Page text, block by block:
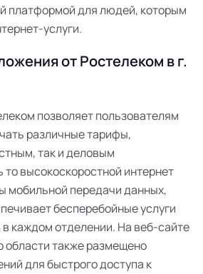
платформой для людей, которым
услуги.
от Ростелеком в г.
позволяет пользователям
различные тарифы,
так и деловым
то высокоскоростной интернет
мобильной передачи данных,
бесперебойные услуги
в каждом отделении. На веб-сайте
области также размещено
для быстрого доступа к